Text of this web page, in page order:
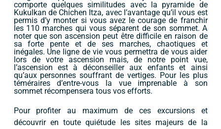
comporte quelques similitudes avec la pyramide de
Kukulkan de Chichen Itza, avec l’avantage qu’il vous est
permis d’y monter si vous avez le courage de franchir
les 110 marches qui vous séparent de son sommet. A
noter que son ascension peut être difficile en raison de
sa forte pente et de ses marches, chaotiques et
inégales. Une ligne de vie vous permettra de vous aider
lors de votre ascension mais, de notre point vue,
l’ascension est à déconseiller aux enfants et ainsi
qu’aux personnes souffrant de vertiges. Pour les plus
téméraires d’entre-vous la vue imprenable à son
sommet récompensera tous vos efforts.
Pour profiter au maximum de ces excursions et
découvrir en toute quiétude les sites majeurs de la